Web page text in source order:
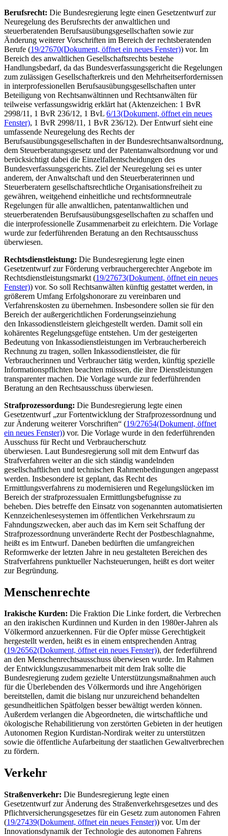
Berufsrecht: Die Bundesregierung legte einen Gesetzentwurf zur
Neuregelung des Berufsrechts der anwaltlichen und
steuerberatenden Berufsausübungsgesellschaften sowie zur
Änderung weiterer Vorschriften im Bereich der rechtsberatenden
Berufe (19/27670(Dokument, öffnet ein neues Fenster)) vor. Im
Bereich des anwaltlichen Gesellschaftsrechts bestehe
Handlungsbedarf, da das Bundesverfassungsgericht die Regelungen
zum zulässigen Gesellschafterkreis und den Mehrheitserfordernissen
in interprofessionellen Berufsausübungsgesellschaften unter
Beteiligung von Rechtsanwältinnen und Rechtsanwälten für
teilweise verfassungswidrig erklärt hat (Aktenzeichen: 1 BvR
2998/11, 1 BvR 236/12, 1 BvL 6/13(Dokument, öffnet ein neues
Fenster), 1 BvR 2998/11, 1 BvR 236/12). Der Entwurf sieht eine
umfassende Neuregelung des Rechts der
Berufsausübungsgesellschaften in der Bundesrechtsanwaltsordnung,
dem Steuerberatungsgesetz und der Patentanwaltsordnung vor und
berücksichtigt dabei die Einzelfallentscheidungen des
Bundesverfassungsgerichts. Ziel der Neuregelung sei es unter
anderem, der Anwaltschaft und den Steuerberaterinnen und
Steuerberatern gesellschaftsrechtliche Organisationsfreiheit zu
gewähren, weitgehend einheitliche und rechtsformneutrale
Regelungen für alle anwaltlichen, patentanwaltlichen und
steuerberatenden Berufsausübungsgesellschaften zu schaffen und
die interprofessionelle Zusammenarbeit zu erleichtern. Die Vorlage
wurde zur federführenden Beratung an den Rechtsausschuss
überwiesen.
Rechtsdienstleistung: Die Bundesregierung legte einen
Gesetzentwurf zur Förderung verbrauchergerechter Angebote im
Rechtsdienstleistungsmarkt (19/27673(Dokument, öffnet ein neues
Fenster)) vor. So soll Rechtsanwälten künftig gestattet werden, in
größerem Umfang Erfolgshonorare zu vereinbaren und
Verfahrenskosten zu übernehmen. Insbesondere sollen sie für den
Bereich der außergerichtlichen Forderungseinziehung
den Inkassodienstleistern gleichgestellt werden. Damit soll ein
kohärentes Regelungsgefüge entstehen. Um der gesteigerten
Bedeutung von Inkassodienstleistungen im Verbraucherbereich
Rechnung zu tragen, sollen Inkassodienstleister, die für
Verbraucherinnen und Verbraucher tätig werden, künftig spezielle
Informationspflichten beachten müssen, die ihre Dienstleistungen
transparenter machen. Die Vorlage wurde zur federführenden
Beratung an den Rechtsausschuss überwiesen.
Strafprozessordung: Die Bundesregierung legte einen
Gesetzentwurf „zur Fortentwicklung der Strafprozessordnung und
zur Änderung weiterer Vorschriften“ (19/27654(Dokument, öffnet
ein neues Fenster)) vor. Die Vorlage wurde in den federführenden
Ausschuss für Recht und Verbraucherschutz
überwiesen. Laut Bundesregierung soll mit dem Entwurf das
Strafverfahren weiter an die sich ständig wandelnden
gesellschaftlichen und technischen Rahmenbedingungen angepasst
werden. Insbesondere ist geplant, das Recht des
Ermittlungsverfahrens zu modernisieren und Regelungslücken im
Bereich der strafprozessualen Ermittlungsbefugnisse zu
beheben. Dies betreffe den Einsatz von sogenannten automatisierten
Kennzeichenlesesystemen im öffentlichen Verkehrsraum zu
Fahndungszwecken, aber auch das im Kern seit Schaffung der
Strafprozessordnung unveränderte Recht der Postbeschlagnahme,
heißt es im Entwurf. Daneben bedürften die umfangreichen
Reformwerke der letzten Jahre in neu gestalteten Bereichen des
Strafverfahrens punktueller Nachsteuerungen, heißt es dort weiter
zur Begründung.
Menschenrechte
Irakische Kurden: Die Fraktion Die Linke fordert, die Verbrechen
an den irakischen Kurdinnen und Kurden in den 1980er-Jahren als
Völkermord anzuerkennen. Für die Opfer müsse Gerechtigkeit
hergestellt werden, heißt es in einem entsprechenden Antrag
(19/26562(Dokument, öffnet ein neues Fenster)), der federführend
an den Menschenrechtsausschuss überwiesen wurde. Im Rahmen
der Entwicklungszusammenarbeit mit dem Irak sollte die
Bundesregierung zudem gezielte Unterstützungsmaßnahmen auch
für die Überlebenden des Völkermords und ihre Angehörigen
bereitstellen, damit die bislang nur unzureichend behandelten
gesundheitlichen Spätfolgen besser bewältigt werden können.
Außerdem verlangen die Abgeordneten, die wirtschaftliche und
ökologische Rehabilitierung von zerstörten Gebieten in der heutigen
Autonomen Region Kurdistan-Nordirak weiter zu unterstützen
sowie die öffentliche Aufarbeitung der staatlichen Gewaltverbrechen
zu fördern.
Verkehr
Straßenverkehr: Die Bundesregierung legte einen
Gesetzentwurf zur Änderung des Straßenverkehrsgesetzes und des
Pflichtversicherungsgesetzes für ein Gesetz zum autonomen Fahren
(19/27439(Dokument, öffnet ein neues Fenster)) vor. Um der
Innovationsdynamik der Technologie des autonomen Fahrens